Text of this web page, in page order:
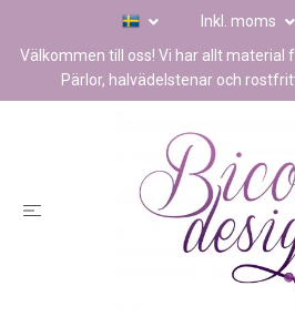
Inkl. moms
Välkommen till oss! Vi har allt material
Pärlor, halvädelstenar och